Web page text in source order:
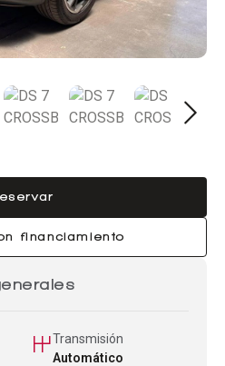
financiamiento
Transmisión
Automático